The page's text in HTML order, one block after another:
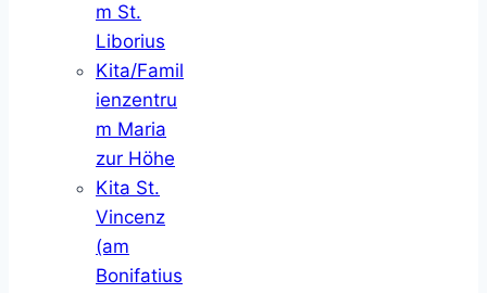
m St.
Liborius
Kita/Famil
ienzentru
m Maria
zur Höhe
Kita St.
Vincenz
(am
Bonifatius